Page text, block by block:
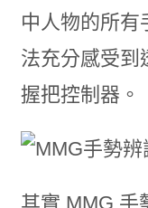
中人物的所有
法充分感受到
握把控制器。
其實 MMG 手